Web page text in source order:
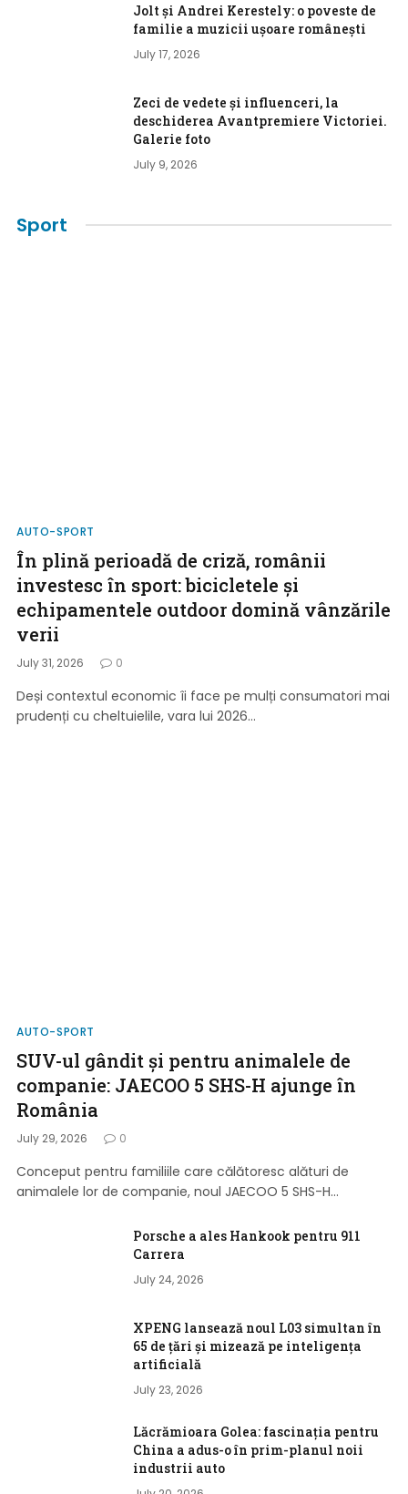
Jolt și Andrei Kerestely: o poveste de
familie a muzicii ușoare românești
July 17, 2026
Zeci de vedete și influenceri, la
deschiderea Avantpremiere Victoriei.
Galerie foto
July 9, 2026
Sport
AUTO-SPORT
În plină perioadă de criză, românii
investesc în sport: bicicletele și
echipamentele outdoor domină vânzările
verii
July 31, 2026 0
Deși contextul economic îi face pe mulți consumatori mai
prudenți cu cheltuielile, vara lui 2026…
AUTO-SPORT
SUV-ul gândit și pentru animalele de
companie: JAECOO 5 SHS-H ajunge în
România
July 29, 2026 0
Conceput pentru familiile care călătoresc alături de
animalele lor de companie, noul JAECOO 5 SHS-H…
Porsche a ales Hankook pentru 911
Carrera
July 24, 2026
XPENG lansează noul L03 simultan în
65 de țări și mizează pe inteligența
artificială
July 23, 2026
Lăcrămioara Golea: fascinația pentru
China a adus-o în prim-planul noii
industrii auto